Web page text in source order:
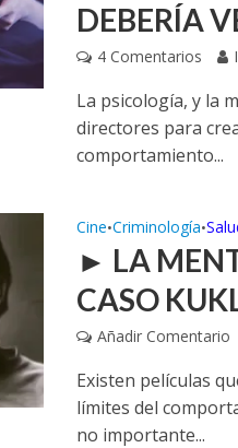
DEBERÍA
4 Comentarios
La psicología, y la
directores para
comportamiento...
Cine•Criminología•
► LA
CASO
Añadir Comentario
Existen películas
límites del
no importante...